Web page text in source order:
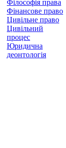
Філософія права
Фінансове право
Цивільне право
Цивільний
процес
Юридична
деонтологія